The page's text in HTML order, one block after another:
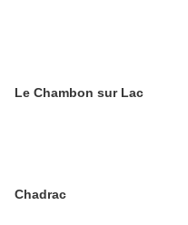
Le Chambon sur Lac
Chadrac